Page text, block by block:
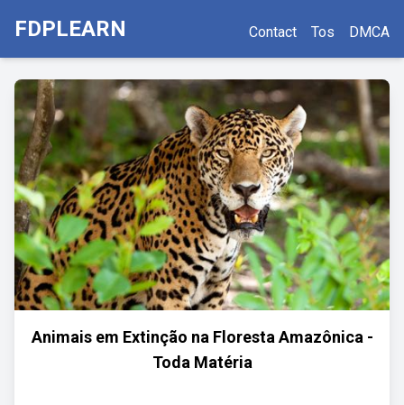
FDPLEARN Contact Tos DMCA
Animais em Extinção na Floresta Amazônica -
Toda Matéria